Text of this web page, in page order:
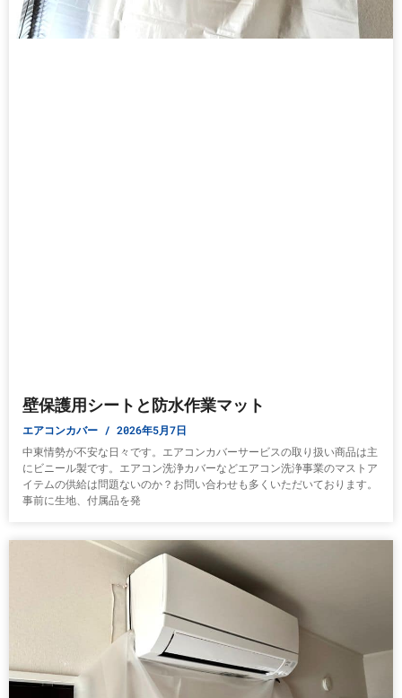
壁保護用シートと防水作業マット
エアコンカバー 2026年5月7日
中東情勢が不安な日々です。エアコンカバーサービスの取り扱い商品は主
にビニール製です。エアコン洗浄カバーなどエアコン洗浄事業のマストア
イテムの供給は問題ないのか？お問い合わせも多くいただいております。
事前に生地、付属品を発